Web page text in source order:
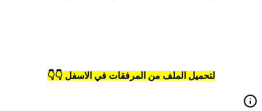
لتحميل الملف من المرفقات في الاسفل 👇👇